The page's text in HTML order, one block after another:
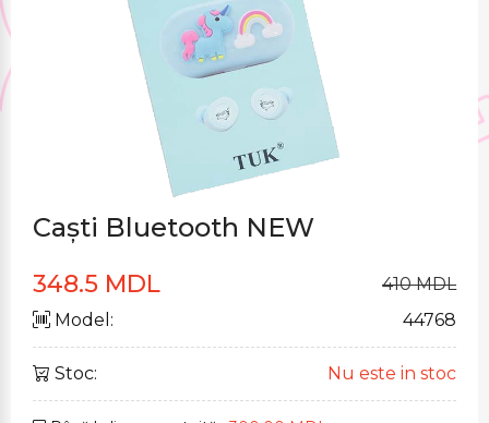
Caști Bluetooth NEW
348.5 MDL
410 MDL
Model:
44768
Stoc: Nu este in stoc